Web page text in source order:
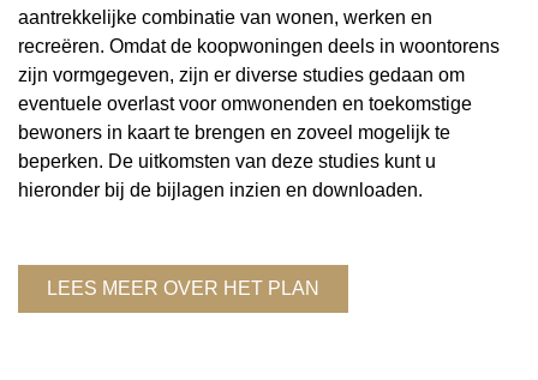
aantrekkelijke combinatie van wonen, werken en
recreëren. Omdat de koopwoningen deels in woontorens
zijn vormgegeven, zijn er diverse studies gedaan om
eventuele overlast voor omwonenden en toekomstige
bewoners in kaart te brengen en zoveel mogelijk te
beperken. De uitkomsten van deze studies kunt u
hieronder bij de bijlagen inzien en downloaden.
LEES MEER OVER HET PLAN